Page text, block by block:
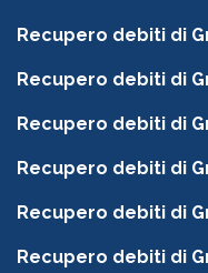
Recupero debiti di
Recupero debiti di
Recupero debiti di
Recupero debiti di
Recupero debiti di
Recupero debiti di